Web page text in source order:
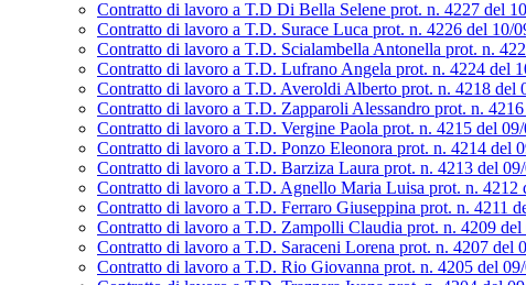
Contratto di lavoro a T.D Di Bella Selene prot. n. 4227 del
Contratto di lavoro a T.D. Surace Luca prot. n. 4226 del 10/
Contratto di lavoro a T.D. Scialambella Antonella prot. n.
Contratto di lavoro a T.D. Lufrano Angela prot. n. 4224 del
Contratto di lavoro a T.D. Averoldi Alberto prot. n. 4218 del
Contratto di lavoro a T.D. Zapparoli Alessandro prot. n.
Contratto di lavoro a T.D. Vergine Paola prot. n. 4215 del
Contratto di lavoro a T.D. Ponzo Eleonora prot. n. 4214 del
Contratto di lavoro a T.D. Barziza Laura prot. n. 4213 del
Contratto di lavoro a T.D. Agnello Maria Luisa prot. n. 4212
Contratto di lavoro a T.D. Ferraro Giuseppina prot. n. 4211
Contratto di lavoro a T.D. Zampolli Claudia prot. n. 4209 del
Contratto di lavoro a T.D. Saraceni Lorena prot. n. 4207 del
Contratto di lavoro a T.D. Rio Giovanna prot. n. 4205 del